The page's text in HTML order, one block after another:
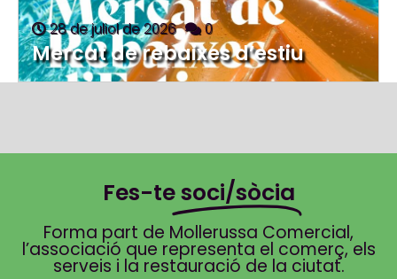
28 de juliol de 2026 0
Mercat de rebaixes d’estiu
Fes-tesoci/sòcia
Forma part de Mollerussa Comercial,
l’associació que representa el comerç, els
serveis i la restauració de la ciutat.